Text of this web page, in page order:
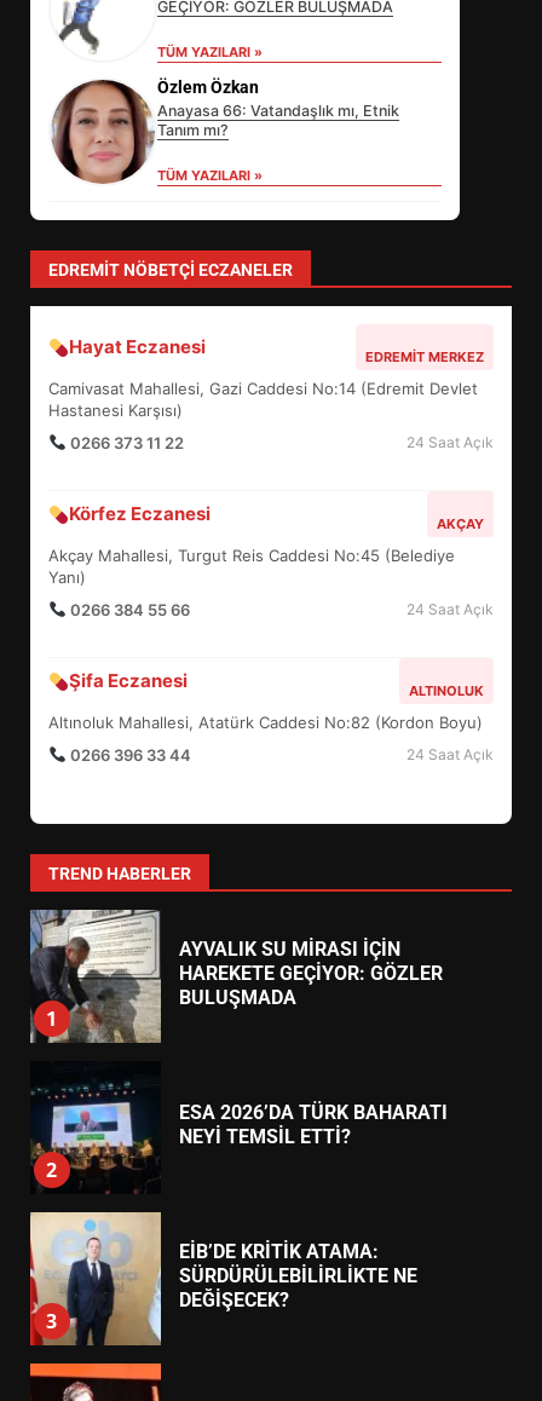
GEÇİYOR: GÖZLER BULUŞMADA
TÜM YAZILARI »
Özlem Özkan
Anayasa 66: Vatandaşlık mı, Etnik
Tanım mı?
TÜM YAZILARI »
EDREMIT NÖBETÇI ECZANELER
Hayat Eczanesi EDREMIT MERKEZ
Camivasat Mahallesi, Gazi Caddesi No:14 (Edremit Devlet
Hastanesi Karşısı)
0266 373 11 22
24 Saat Açık
Körfez Eczanesi AKÇAY
Akçay Mahallesi, Turgut Reis Caddesi No:45 (Belediye
Yanı)
0266 384 55 66
24 Saat Açık
Şifa Eczanesi ALTINOLUK
Altınoluk Mahallesi, Atatürk Caddesi No:82 (Kordon Boyu)
0266 396 33 44
24 Saat Açık
TREND HABERLER
3
EİB’DE KRİTİK ATAMA:
SÜRDÜRÜLEBİLİRLİKTE NE
4
EDREMİT’İN GURURU TÜRKİYE
FİNALİNDE NE BAŞARDI?
5
BALIKESİR MÜZELERİNDE SÜRE
6
TURNUVASI KAYITLARI NEYİ
DEĞİŞTİRİYOR?
7
YENİ YÖNETİM NASIL
1
AYVALIK SU MİRASI İÇİN
HAREKETE GEÇİYOR: GÖZLER
BULUŞMADA
2
ESA 2026’DA TÜRK BAHARATI
NEYİ TEMSİL ETTİ?
3
EİB’DE KRİTİK ATAMA:
SÜRDÜRÜLEBİLİRLİKTE NE
DEĞİŞECEK?